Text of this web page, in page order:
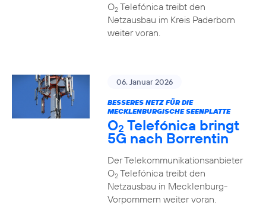
O2Telefónica treibt den
Netzausbau im Kreis Paderborn
weiter voran.
06. Januar 2026
BESSERES NETZ FÜR DIE
MECKLENBURGISCHE SEENPLATTE
O2 Telefónica bringt
5G nach Borrentin
Der Telekommunikationsanbieter
O2Telefónica treibt den
Netzausbau in Mecklenburg-
Vorpommern weiter voran.